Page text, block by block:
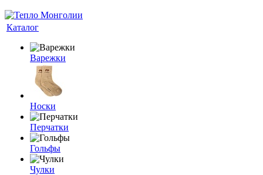
Каталог
Варежки
Носки
Перчатки
Гольфы
Чулки